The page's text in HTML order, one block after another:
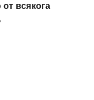
всякога